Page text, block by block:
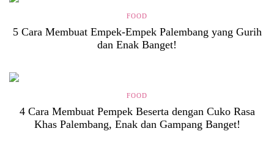
FOOD
5 Cara Membuat Empek-Empek Palembang yang Gurih
dan Enak Banget!
FOOD
4 Cara Membuat Pempek Beserta dengan Cuko Rasa
Khas Palembang, Enak dan Gampang Banget!